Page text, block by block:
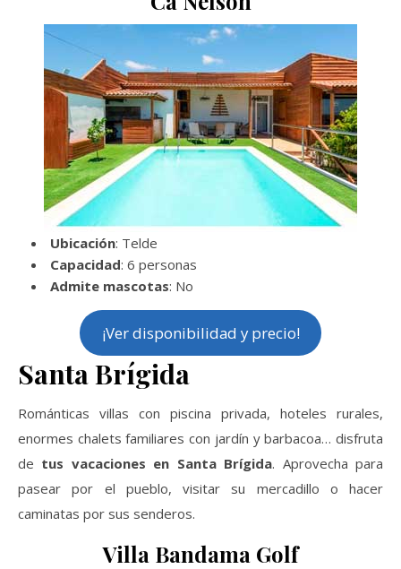
Ubicación: Telde
Capacidad: 6 personas
Admite mascotas: No
¡Ver disponibilidad y precio!
Santa Brígida
Románticas villas con piscina privada, hoteles rurales,
enormes chalets familiares con jardín y barbacoa… disfruta
de tus vacaciones en Santa Brígida. Aprovecha para
pasear por el pueblo, visitar su mercadillo o hacer
caminatas por sus senderos.
Villa Bandama Golf